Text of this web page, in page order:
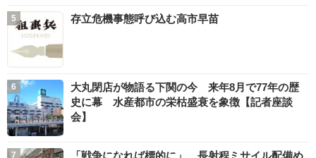
存立危機事態呼び込む高市早苗
大丸閉店が物語る下関の今 来年8月で77年の歴
史に幕 水産都市の栄枯盛衰を象徴【記者座談
会】
「戦争になれば標的に」 長射程ミサイル配備め